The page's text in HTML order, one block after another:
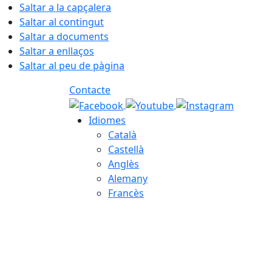
Saltar a la capçalera
Saltar al contingut
Saltar a documents
Saltar a enllaços
Saltar al peu de pàgina
Contacte
Idiomes
Català
Castellà
Anglès
Alemany
Francès